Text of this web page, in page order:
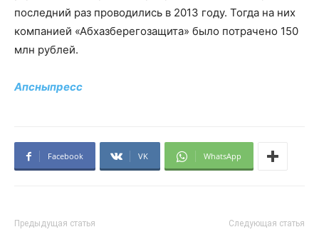
последний раз проводились в 2013 году. Тогда на них
компанией «Абхазберегозащита» было потрачено 150
млн рублей.
Апсныпресс
Facebook VK WhatsApp
Предыдущая статья Следующая статья